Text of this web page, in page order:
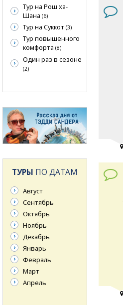
Тур на Рош ха-
Шана (6)
Тур на Суккот (3)
Тур повышенного
комфорта (8)
Один раз в сезоне
(2)
ТУРЫ ПО ДАТАМ
Август
Сентябрь
Октябрь
Ноябрь
Декабрь
Январь
Февраль
Март
Апрель